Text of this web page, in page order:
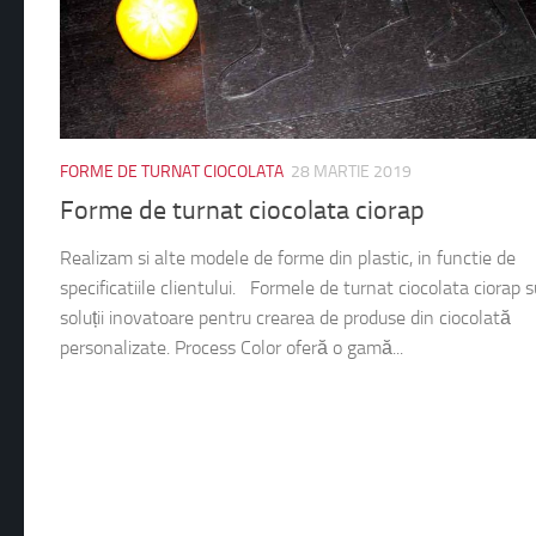
FORME DE TURNAT CIOCOLATA 28 MARTIE 2019
Forme de turnat ciocolata ciorap
Realizam si alte modele de forme din plastic, in functie de
specificatiile clientului. Formele de turnat ciocolata ciorap
soluții inovatoare pentru crearea de produse din ciocolată
personalizate. Process Color oferă o gamă...